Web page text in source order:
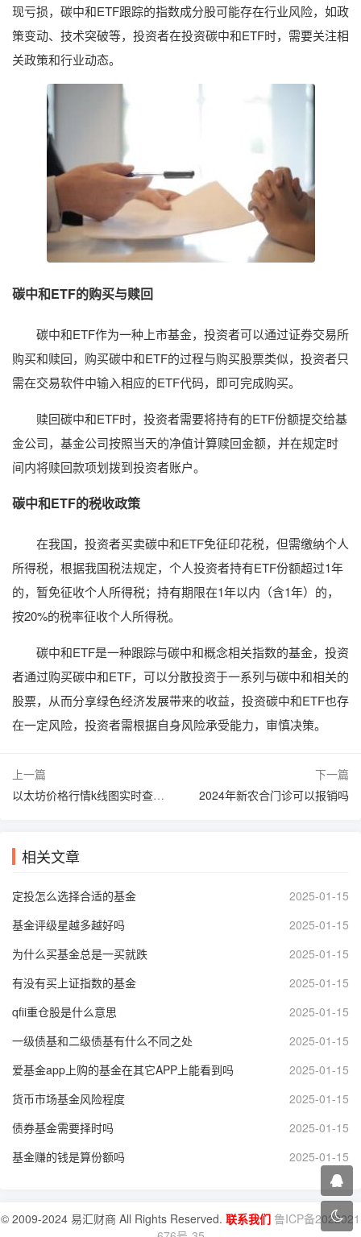
现亏损，碳中和ETF跟踪的指数成分股可能存在行业风险，如政
策变动、技术突破等，投资者在投资碳中和ETF时，需要关注相
关政策和行业动态。
碳中和ETF的购买与赎回
碳中和ETF作为一种上市基金，投资者可以通过证券交易所
购买和赎回，购买碳中和ETF的过程与购买股票类似，投资者只
需在交易软件中输入相应的ETF代码，即可完成购买。
赎回碳中和ETF时，投资者需要将持有的ETF份额提交给基
金公司，基金公司按照当天的净值计算赎回金额，并在规定时
间内将赎回款项划拨到投资者账户。
碳中和ETF的税收政策
在我国，投资者买卖碳中和ETF免征印花税，但需缴纳个人
所得税，根据我国税法规定，个人投资者持有ETF份额超过1年
的，暂免征收个人所得税；持有期限在1年以内（含1年）的，
按20%的税率征收个人所得税。
碳中和ETF是一种跟踪与碳中和概念相关指数的基金，投资
者通过购买碳中和ETF，可以分散投资于一系列与碳中和相关的
股票，从而分享绿色经济发展带来的收益，投资碳中和ETF也存
在一定风险，投资者需根据自身风险承受能力，审慎决策。
上一篇
以太坊价格行情k线图实时查询？
下一篇
2024年新农合门诊可以报销吗
相关文章
定投怎么选择合适的基金
2025-01-15
基金评级星越多越好吗
2025-01-15
为什么买基金总是一买就跌
2025-01-15
有没有买上证指数的基金
2025-01-15
qfii重仓股是什么意思
2025-01-15
一级债基和二级债基有什么不同之处
2025-01-15
爱基金app上购的基金在其它APP上能看到吗
2025-01-15
货币市场基金风险程度
2025-01-15
债券基金需要择时吗
2025-01-15
基金赚的钱是算份额吗
2025-01-15
© 2009-2024 易汇财商 All Rights Reserved. 联系我们 鲁ICP备2022021